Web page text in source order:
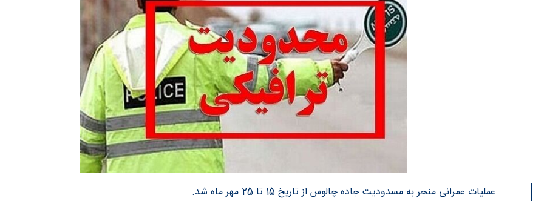
عملیات عمرانی منجر به مسدودیت جاده چالوس از تاریخ 15 تا 25 مهر ماه شد.